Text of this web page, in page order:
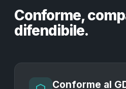
Conforme,
difendibile.
Conforme al